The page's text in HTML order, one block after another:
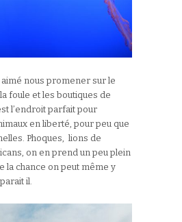
nous promener sur le
foule et les boutiques de
l’endroit parfait pour
en liberté, pour peu que
Phoques, lions de
on en prend un peu plein
la chance on peut même y
il.